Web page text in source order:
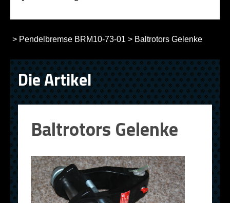
> Pendelbremse BRM10-73-01 > Baltrotors Gelenke
Die Artikel
Baltrotors Gelenke